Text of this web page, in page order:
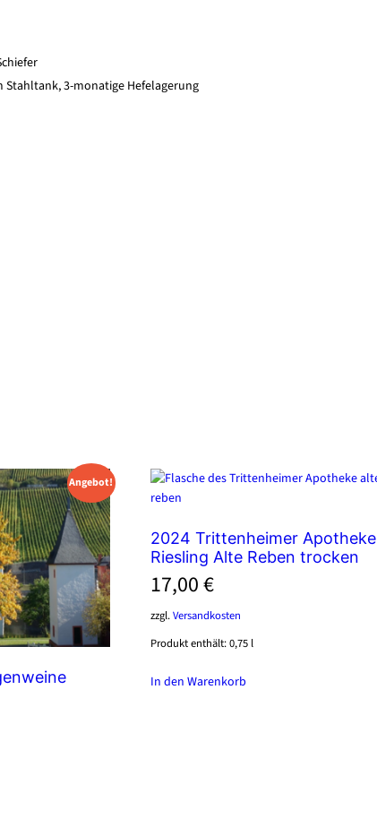
Stahltank, 3-monatige Hefelagerung
Angebot!
2024 Trittenheimer Apotheke
Riesling Alte Reben trocken
17,00€
zzgl.Versandkosten
Produkt enthält: 0,75 l
In den Warenkorb